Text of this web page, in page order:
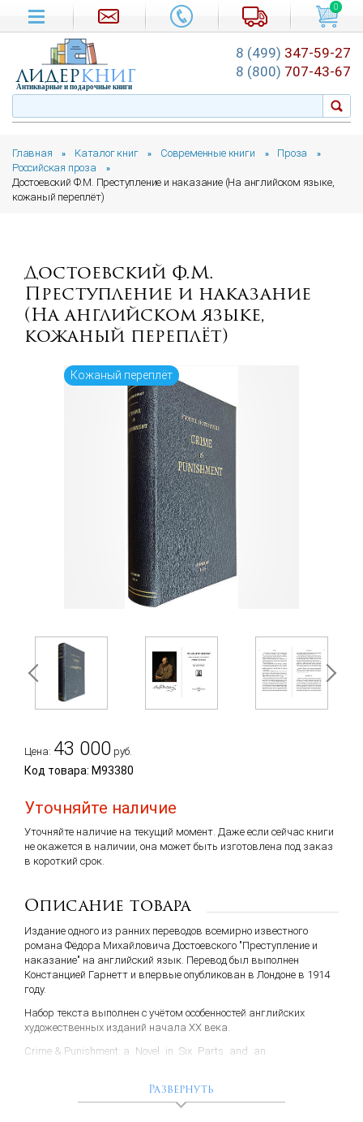
Главная » Каталог книг » Современные книги » Проза »
Российская проза »
Достоевский Ф.М. Преступление и наказание (На английском языке,
кожаный переплёт)
Достоевский Ф.М.
Преступление и наказание
(На английском языке,
кожаный переплёт)
Кожаный переплёт
Цена: 43 000 руб.
Код товара: M93380
Уточняйте наличие
Уточняйте наличие на текущий момент. Даже если сейчас книги
не окажется в наличии, она может быть изготовлена под заказ
в короткий срок.
Описание товара
Издание одного из ранних переводов всемирно известного
романа Фёдора Михайловича Достоевского "Преступление и
наказание" на английский язык. Перевод был выполнен
Констанцией Гарнетт и впервые опубликован в Лондоне в 1914
году.
Набор текста выполнен с учётом особенностей английских
художественных изданий начала ХХ века.
Crime & Punishment: a Novel in Six Parts and an
Развернуть
0
лидеркниг
Антикварные и подарочные книги
8 (499) 347-59-27
8 (800) 707-43-67